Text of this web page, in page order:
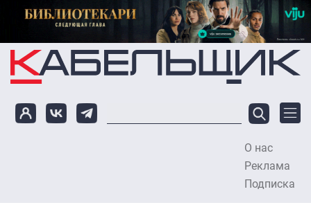
Перейти к основному содержанию
О нас
Реклама
Подписка